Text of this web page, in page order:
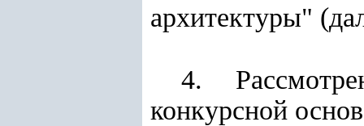
архитектуры"
4.
конкурсной